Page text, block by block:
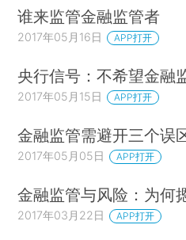
谁来监管金融监管者
2017年05月16日 APP打开
央行信号：不希望金融
2017年05月15日 APP打开
金融监管需避开三个误
2017年05月05日 APP打开
金融监管与风险：为何
2017年03月22日 APP打开